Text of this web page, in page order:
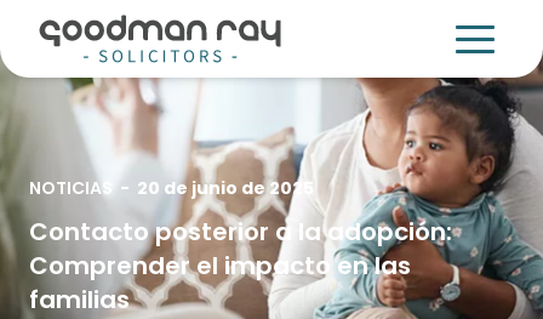
NOTICIAS - 20 de junio de 2025
Contacto posterior a la adopción:
Comprender el impacto en las
familias